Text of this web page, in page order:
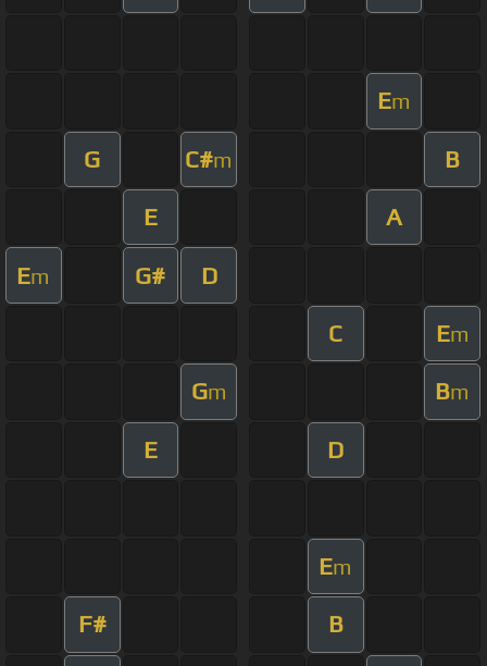
Em
G C#m B
E A
Em G# D
C Em
Gm Bm
E D
Em
F# B